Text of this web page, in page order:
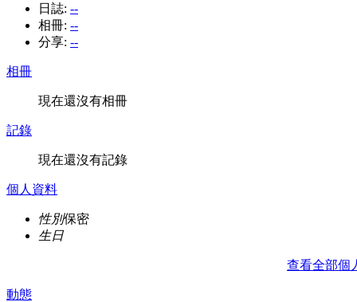
日誌: --
相冊: --
分享: --
相冊
現在還沒有相冊
記錄
現在還沒有記錄
個人資料
性別保密
生日
查看全部個
動態